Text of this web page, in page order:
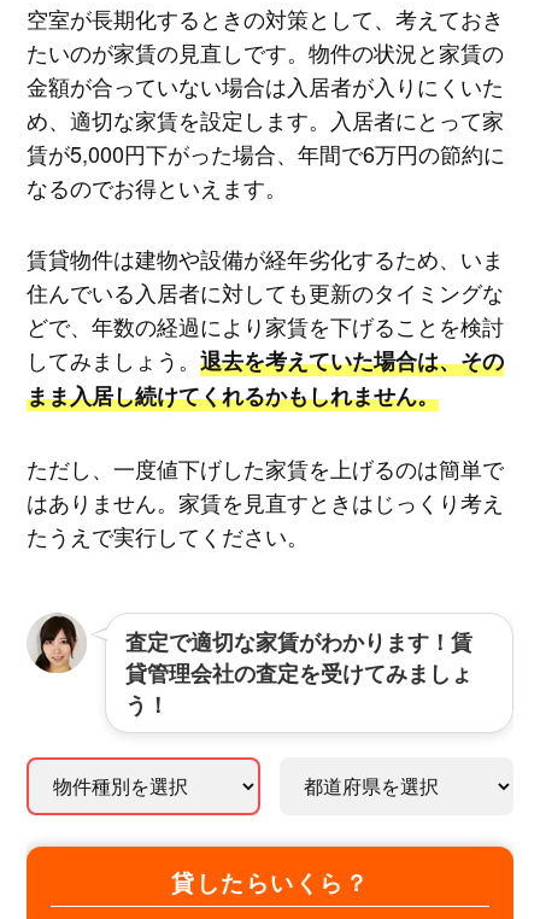
空室が長期化するときの対策として、考えておき
たいのが家賃の見直しです。物件の状況と家賃の
金額が合っていない場合は入居者が入りにくいた
め、適切な家賃を設定します。入居者にとって家
賃が5,000円下がった場合、年間で6万円の節約に
なるのでお得といえます。
賃貸物件は建物や設備が経年劣化するため、いま
住んでいる入居者に対しても更新のタイミングな
どで、年数の経過により家賃を下げることを検討
してみましょう。 退去を考えていた場合は、その
まま入居し続けてくれるかもしれません。
ただし、一度値下げした家賃を上げるのは簡単で
はありません。家賃を見直すときはじっくり考え
たうえで実行してください。
査定で適切な家賃がわかります！賃
貸管理会社の査定を受けてみましょ
う！
貸したらいくら？